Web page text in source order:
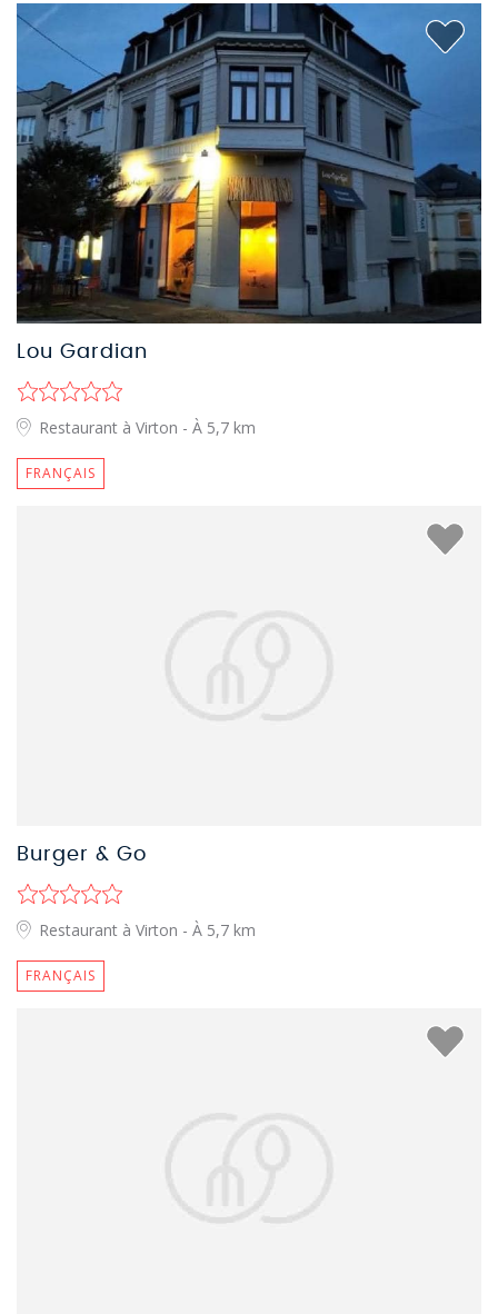
Lou Gardian
Restaurant à Virton - À 5,7 km
FRANÇAIS
Burger & Go
Restaurant à Virton - À 5,7 km
FRANÇAIS